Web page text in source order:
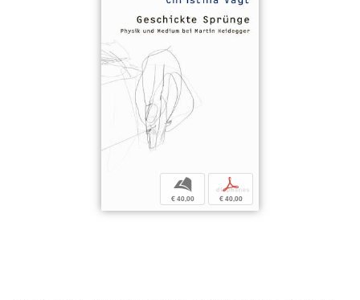
b
€ 40,00
p
€ 40,00